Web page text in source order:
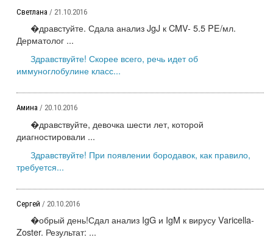
Светлана / 21.10.2016
�дравстуйте. Сдала анализ JgJ к CMV- 5.5 PE/мл.
Дерматолог ...
Здравствуйте! Скорее всего, речь идет об
иммуноглобулине класс...
Амина / 20.10.2016
�дравствуйте, девочка шести лет, которой
диагностировали ...
Здравствуйте! При появлении бородавок, как правило,
требуется...
Сергей / 20.10.2016
�обрый день!Сдал анализ IgG и IgM к вирусу Varicella-
Zoster. Результат: ...